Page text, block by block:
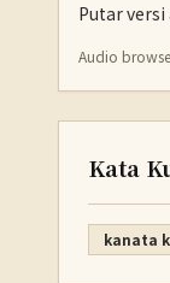
Putar
Audio
Kata
kanata